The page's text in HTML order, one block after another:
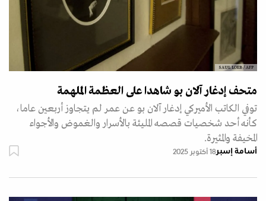
SAUL LOEB / AFP
متحف إدغار آلان بو شاهدا على العظمة الملهمة
توفي الكاتب الأميركي إدغار آلان بو عن عمر لم يتجاوز أربعين عاما،
كأنه أحد شخصيات قصصه المليئة بالأسرار والغموض والأجواء
المخيفة والمثيرة.
أسامة إسبر18 أكتوبر 2025